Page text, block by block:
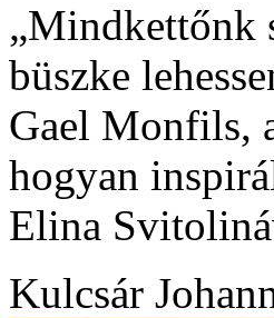
„Mindkettőnk
büszke
Gael Monfils,
hogyan
Elina
Kulcsár